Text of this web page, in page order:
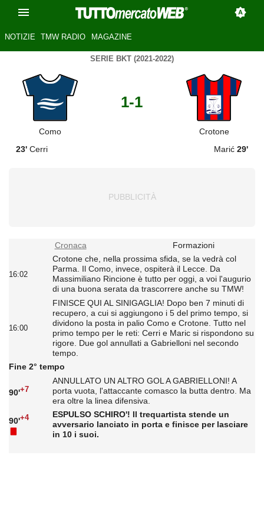
NOTIZIE TMW RADIO MAGAZINE
SERIE BKT (2021-2022)
Como
1-1
Crotone
23' Cerri Marić 29'
Cronaca Formazioni
16:02
Crotone che, nella prossima sfida, se la vedrà col
Parma. Il Como, invece, ospiterà il Lecce. Da
Massimiliano Rincione è tutto per oggi, a voi l'augurio
di una buona serata da trascorrere anche su TMW!
16:00
FINISCE QUI AL SINIGAGLIA! Dopo ben 7 minuti di
recupero, a cui si aggiungono i 5 del primo tempo, si
dividono la posta in palio Como e Crotone. Tutto nel
primo tempo per le reti: Cerri e Maric si rispondono su
rigore. Due gol annullati a Gabrielloni nel secondo
tempo.
Fine 2° tempo
90'+7
ANNULLATO UN ALTRO GOL A GABRIELLONI! A
porta vuota, l'attaccante comasco la butta dentro. Ma
era oltre la linea difensiva.
90'+4
ESPULSO SCHIRO'! Il trequartista stende un
avversario lanciato in porta e finisce per lasciare
in 10 i suoi.